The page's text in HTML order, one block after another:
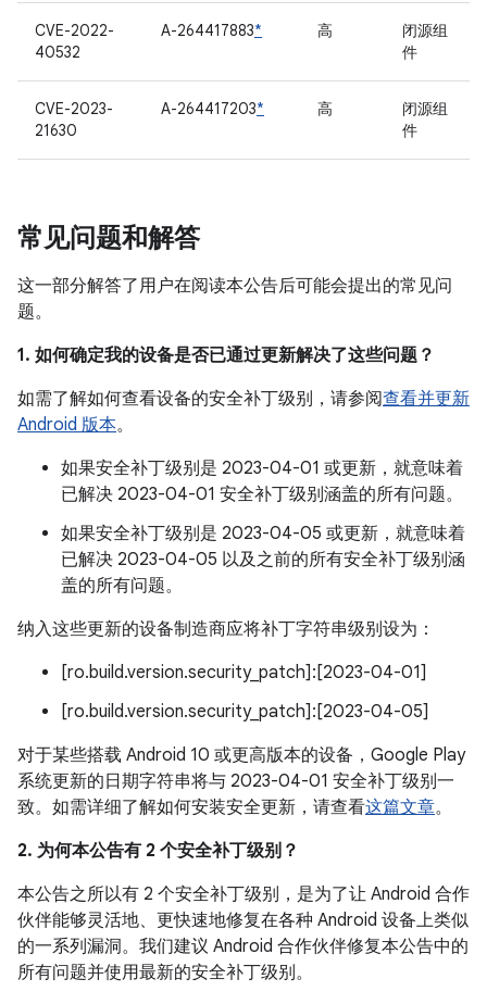
CVE-2022-
40532
A-264417883* 高
闭源组
件
CVE-2023-
21630
A-264417203* 高
闭源组
件
常见问题和解答
这一部分解答了用户在阅读本公告后可能会提出的常见问
题。
1. 如何确定我的设备是否已通过更新解决了这些问题？
如需了解如何查看设备的安全补丁级别，请参阅查看并更新
Android 版本。
如果安全补丁级别是 2023-04-01 或更新，就意味着
已解决 2023-04-01 安全补丁级别涵盖的所有问题。
如果安全补丁级别是 2023-04-05 或更新，就意味着
已解决 2023-04-05 以及之前的所有安全补丁级别涵
盖的所有问题。
纳入这些更新的设备制造商应将补丁字符串级别设为：
[ro.build.version.security_patch]:[2023-04-01]
[ro.build.version.security_patch]:[2023-04-05]
对于某些搭载 Android 10 或更高版本的设备，Google Play
系统更新的日期字符串将与 2023-04-01 安全补丁级别一
致。如需详细了解如何安装安全更新，请查看这篇文章。
2. 为何本公告有 2 个安全补丁级别？
本公告之所以有 2 个安全补丁级别，是为了让 Android 合作
伙伴能够灵活地、更快速地修复在各种 Android 设备上类似
的一系列漏洞。我们建议 Android 合作伙伴修复本公告中的
所有问题并使用最新的安全补丁级别。